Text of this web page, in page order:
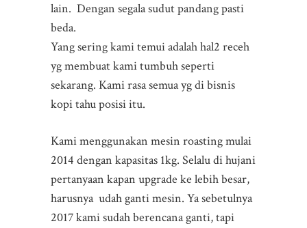
lain. Dengan segala sudut pandang pasti
beda.
Yang sering kami temui adalah hal2 receh
yg membuat kami tumbuh seperti
sekarang. Kami rasa semua yg di bisnis
kopi tahu posisi itu.
Kami menggunakan mesin roasting mulai
2014 dengan kapasitas 1kg. Selalu di hujani
pertanyaan kapan upgrade ke lebih besar,
harusnya udah ganti mesin. Ya sebetulnya
2017 kami sudah berencana ganti, tapi